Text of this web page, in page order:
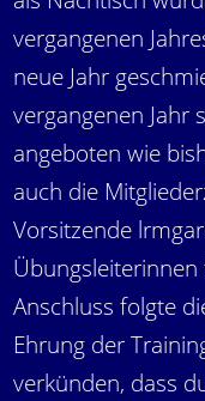
vergangenen
neue Jahr
vergangenen Jahr
angeboten wie
auch die
Vorsitzende
Anschluss folgte
Ehrung der
verkünden, dass